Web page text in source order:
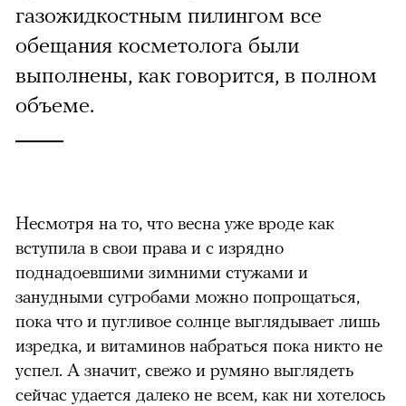
газожидкостным пилингом все
обещания косметолога были
выполнены, как говорится, в полном
объеме.
Несмотря на то, что весна уже вроде как
вступила в свои права и с изрядно
поднадоевшими зимними стужами и
занудными сугробами можно попрощаться,
пока что и пугливое солнце выглядывает лишь
изредка, и витаминов набраться пока никто не
успел. А значит, свежо и румяно выглядеть
сейчас удается далеко не всем, как ни хотелось